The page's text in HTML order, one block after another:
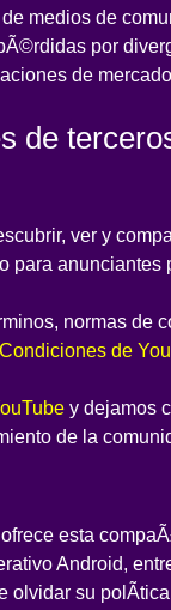
medios de
por
de
de
ver y
para anunciantes
normas
de
y dejamos
de la
esta
Android,
olvidar su